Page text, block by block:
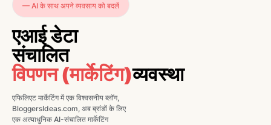
— AI के साथ अपने व्यवसाय को बदलें
एआई डेटा
संचालित
विपणन (मार्केटिंग)व्यवस्था
एफिलिएट मार्केटिंग में एक विश्वसनीय ब्लॉग,
BloggersIdeas.com, अब ब्रांडों के लिए
एक अत्याधुनिक AI-संचालित मार्केटिंग